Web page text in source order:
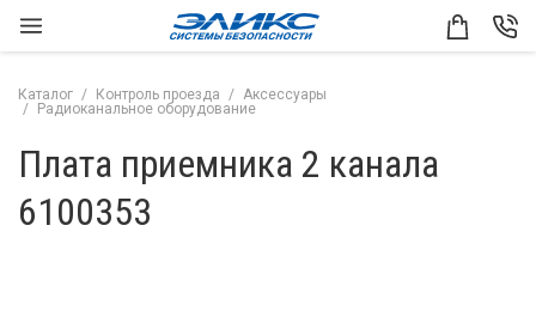
Каталог Контроль проезда
Аксессуары
Радиоканальное оборудование
Плата приемника 2 канала
6100353